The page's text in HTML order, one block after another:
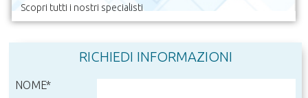
Scopri tutti i nostri specialisti
RICHIEDI INFORMAZIONI
NOME*